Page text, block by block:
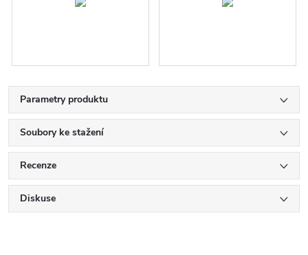
Parametry produktu
Soubory ke stažení
Recenze
Diskuse